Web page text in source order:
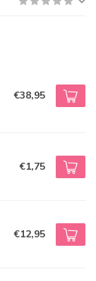
€38,95
€1,75
€12,95